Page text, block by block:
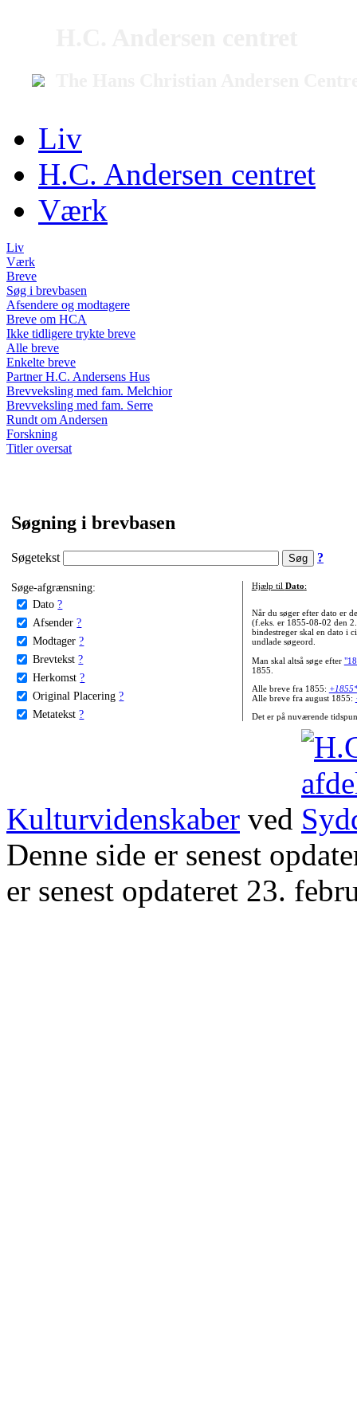
Liv
H.C. Andersen centret
Værk
Liv
Værk
Breve
Søg i brevbasen
Afsendere og modtagere
Breve om HCA
Ikke tidligere trykte breve
Alle breve
Enkelte breve
Partner H.C. Andersens Hus
Brevveksling med fam. Melchior
Brevveksling med fam. Serre
Rundt om Andersen
Forskning
Titler oversat
Søgning i brevbasen
Søgetekst ?
Søge-afgrænsning:
Dato ?
Afsender ?
Modtager ?
Brevtekst ?
Herkomst ?
Original Placering ?
Metatekst ?
Hjælp til Dato:
Når du søger efter dato er
(f.eks. er 1855-08-02 den
bindestreger skal en dato i
undlade søgeord.
Man skal altså søge efter
1855.
Alle breve fra 1855:
Alle breve fra august 1855:
Det er på nuværende
Kulturvidenskaber ved
Denne side er senest
er senest opdateret 23.